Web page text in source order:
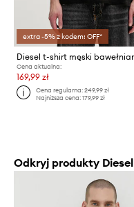
extra -5% z kodem: OFF*
Cena aktualna:
169,99 zł
Cena regularna:249,99 zł
Najniższa cena:179,99 zł
Odkryj produkty Diesel